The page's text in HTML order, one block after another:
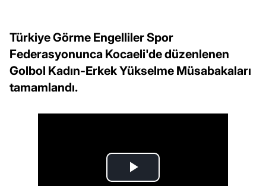
Türkiye Görme Engelliler Spor
Federasyonunca Kocaeli'de düzenlenen
Golbol Kadın-Erkek Yükselme Müsabakaları
tamamlandı.